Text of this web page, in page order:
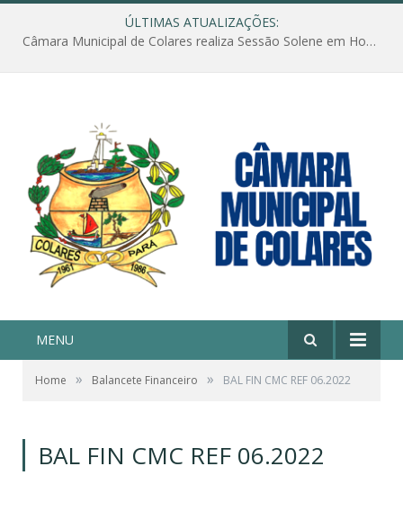
ÚLTIMAS ATUALIZAÇÕES:
Câmara Municipal de Colares realiza Sessão Solene em Homenagem ao Dia das Mães
MENU
Home » Balancete Financeiro » BAL FIN CMC REF 06.2022
BAL FIN CMC REF 06.2022